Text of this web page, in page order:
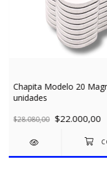
Chapita Modelo 20
unidades
$28.080,00 $22.000,00